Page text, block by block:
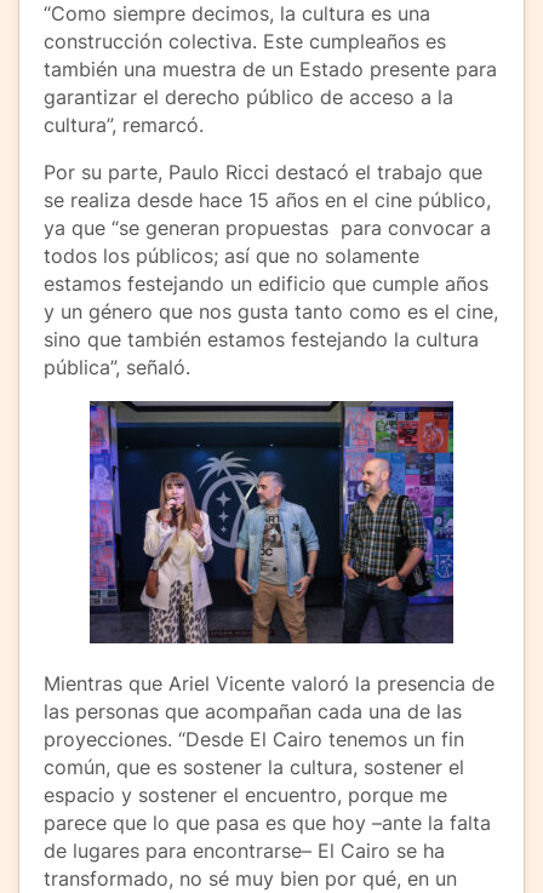
“Como siempre decimos, la cultura es una
construcción colectiva. Este cumpleaños es
también una muestra de un Estado presente para
garantizar el derecho público de acceso a la
cultura”, remarcó.
Por su parte, Paulo Ricci destacó el trabajo que
se realiza desde hace 15 años en el cine público,
ya que “se generan propuestas para convocar a
todos los públicos; así que no solamente
estamos festejando un edificio que cumple años
y un género que nos gusta tanto como es el cine,
sino que también estamos festejando la cultura
pública”, señaló.
Mientras que Ariel Vicente valoró la presencia de
las personas que acompañan cada una de las
proyecciones. “Desde El Cairo tenemos un fin
común, que es sostener la cultura, sostener el
espacio y sostener el encuentro, porque me
parece que lo que pasa es que hoy –ante la falta
de lugares para encontrarse– El Cairo se ha
transformado, no sé muy bien por qué, en un